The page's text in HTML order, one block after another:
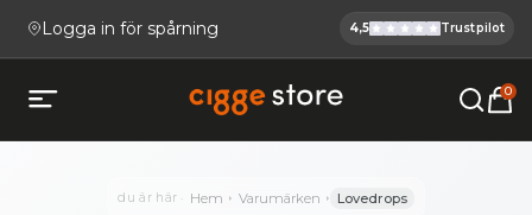
Logga in för spårning
Cigge.se
4,5 Trustpilot
Öppna mobilmeny
Köp E-cigg, E-juice, Snus &
0
du är här Hem Varumärken Lovedrops